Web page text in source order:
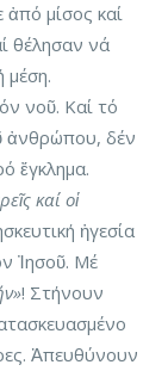
μίσος καί
θέλησαν νά
νοῦ. Καί τό
ἀνθρώπου, δέν
ἔγκλημα.
καί οἱ
ἡγεσία
Ἰησοῦ. Μέ
! Στήνουν
Ἀπευθύνουν